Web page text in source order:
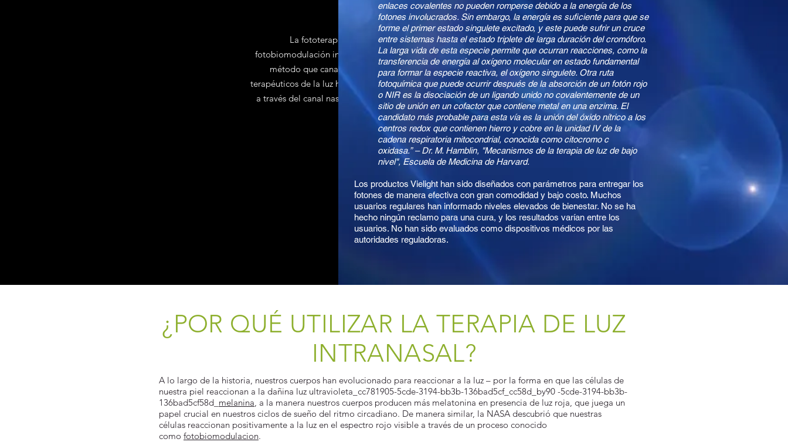
La fototerapia intranasal (o
fotobiomodulación intranasal) es un
método que canaliza los efectos
terapéuticos de la luz hacia el cuerpo
a través del canal nasal saturado de
capilares.
enlaces covalentes no pueden romperse debido a la energía de los
fotones involucrados. Sin embargo, la energía es suficiente para que se
forme el primer estado singulete excitado, y este puede sufrir un cruce
entre sistemas hasta el estado triplete de larga duración del cromóforo.
La larga vida de esta especie permite que ocurran reacciones, como la
transferencia de energía al oxígeno molecular en estado fundamental
para formar la especie reactiva, el oxígeno singulete. Otra ruta
fotoquímica que puede ocurrir después de la absorción de un fotón rojo
o NIR es la disociación de un ligando unido no covalentemente de un
sitio de unión en un cofactor que contiene metal en una enzima. El
candidato más probable para esta vía es la unión del óxido nítrico a los
centros redox que contienen hierro y cobre en la unidad IV de la
cadena respiratoria mitocondrial, conocida como citocromo c
oxidasa.” – Dr. M. Hamblin, "Mecanismos de la terapia de luz de bajo
nivel", Escuela de Medicina de Harvard.
Los productos Vielight han sido diseñados con parámetros para entregar los
fotones de manera efectiva con gran comodidad y bajo costo. Muchos
usuarios regulares han informado niveles elevados de bienestar. No se ha
hecho ningún reclamo para una cura, y los resultados varían entre los
usuarios. No han sido evaluados como dispositivos médicos por las
autoridades reguladoras.
¿POR QUÉ UTILIZAR LA TERAPIA DE LUZ
INTRANASAL?
A lo largo de la historia, nuestros cuerpos han evolucionado para reaccionar a la luz – por la forma en que las células de
nuestra piel reaccionan a la dañina luz ultravioleta_cc781905-5cde-3194-bb3b-136bad5cf_cc58d_by90 -5cde-3194-bb3b-
136bad5cf58d_ melanina, a la manera nuestros cuerpos producen más melatonina en presencia de luz roja, que juega un
papel crucial en nuestros ciclos de sueño del ritmo circadiano. De manera similar, la NASA descubrió que nuestras
células reaccionan positivamente a la luz en el espectro rojo visible a través de un proceso conocido
como fotobiomodulacion.